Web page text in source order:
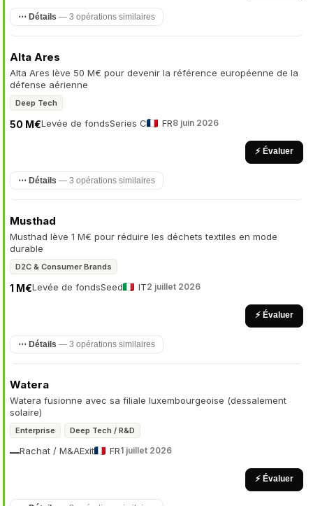
⋯ Détails — 3 opérations similaires
Alta Ares
Alta Ares lève 50 M€ pour devenir la référence européenne de la
défense aérienne
Deep Tech
Levée de fonds
50 M€ Series C FR8 juin 2026
⚡ Évaluer
⋯ Détails — 3 opérations similaires
Musthad
Musthad lève 1 M€ pour réduire les déchets textiles en mode
durable
D2C & Consumer Brands
Levée de fonds
1 M€ Seed IT2 juillet 2026
⚡ Évaluer
⋯ Détails — 3 opérations similaires
Watera
Watera fusionne avec sa filiale luxembourgeoise (dessalement
solaire)
Enterprise Deep Tech / R&D
Rachat / M&A
— Exit FR1 juillet 2026
⚡ Évaluer